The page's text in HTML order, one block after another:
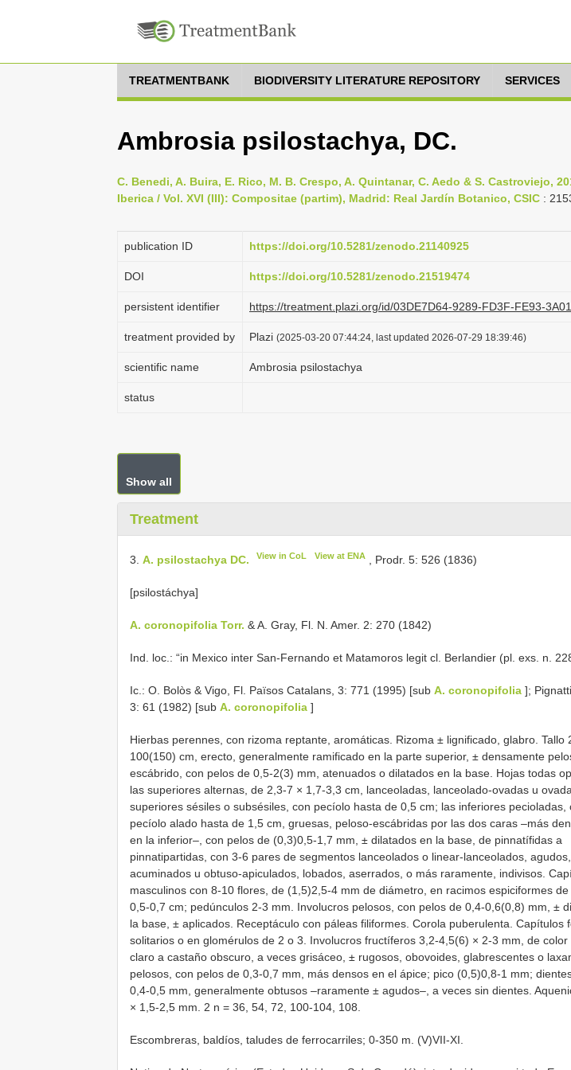
TREATMENTBANK BIODIVERSITY LITERATURE REPOSITORY SERVICES
Ambrosia psilostachya, DC.
C. Benedi, A. Buira, E. Rico, M. B. Crespo, A. Quintanar, C. Aedo & S. Castroviejo,
Iberica / Vol. XVI (III): Compositae (partim), Madrid: Real Jardín Botanico, CSIC :
publication ID https://doi.org/10.5281/zenodo.21140925
DOI https://doi.org/10.5281/zenodo.21519474
persistent identifier https://treatment.plazi.org/id/03DE7D64-9289-FD3F-FE93-
treatment provided by Plazi (2025-03-20 07:44:24, last updated 2026-07-29 18:39:46)
scientific name Ambrosia psilostachya
status
Show all
Treatment
3. A. psilostachya DC. View in CoL View at ENA, Prodr. 5: 526 (1836)
[psilostáchya]
A. coronopifolia Torr. & A. Gray, Fl. N. Amer. 2: 270 (1842)
Ind. loc.: “in Mexico inter San-Fernando et Matamoros legit cl. Berlandier (pl. exs. n.
Ic.: O. Bolòs & Vigo, Fl. Països Catalans, 3: 771 (1995) [sub A. coronopifolia ];
3: 61 (1982) [sub A. coronopifolia ]
Hierbas perennes, con rizoma reptante, aromáticas. Rizoma ± lignificado, glabro. Tallo
100(150) cm, erecto, generalmente ramificado en la parte superior, ± densamente
escábrido, con pelos de 0,5-2(3) mm, atenuados o dilatados en la base. Hojas todas
las superiores alternas, de 2,3-7 × 1,7-3,3 cm, lanceoladas, lanceolado-ovadas u
superiores sésiles o subsésiles, con pecíolo hasta de 0,5 cm; las inferiores pecioladas,
pecíolo alado hasta de 1,5 cm, gruesas, peloso-escábridas por las dos caras –más
en la inferior–, con pelos de (0,3)0,5-1,7 mm, ± dilatados en la base, de pinnatífidas a
pinnatipartidas, con 3-6 pares de segmentos lanceolados o linear-lanceolados, agudos,
acuminados u obtuso-apiculados, lobados, aserrados, o más raramente, indivisos.
masculinos con 8-10 flores, de (1,5)2,5-4 mm de diámetro, en racimos espiciformes
0,5-0,7 cm; pedúnculos 2-3 mm. Involucros pelosos, con pelos de 0,4-0,6(0,8) mm, ±
la base, ± aplicados. Receptáculo con páleas filiformes. Corola puberulenta. Capítulos
solitarios o en glomérulos de 2 o 3. Involucros fructíferos 3,2-4,5(6) × 2-3 mm, de color
claro a castaño obscuro, a veces grisáceo, ± rugosos, obovoides, glabrescentes o
pelosos, con pelos de 0,3-0,7 mm, más densos en el ápice; pico (0,5)0,8-1 mm;
0,4-0,5 mm, generalmente obtusos –raramente ± agudos–, a veces sin dientes.
× 1,5-2,5 mm. 2 n = 36, 54, 72, 100-104, 108.
Escombreras, baldíos, taludes de ferrocarriles; 0-350 m. (V)VII-XI.